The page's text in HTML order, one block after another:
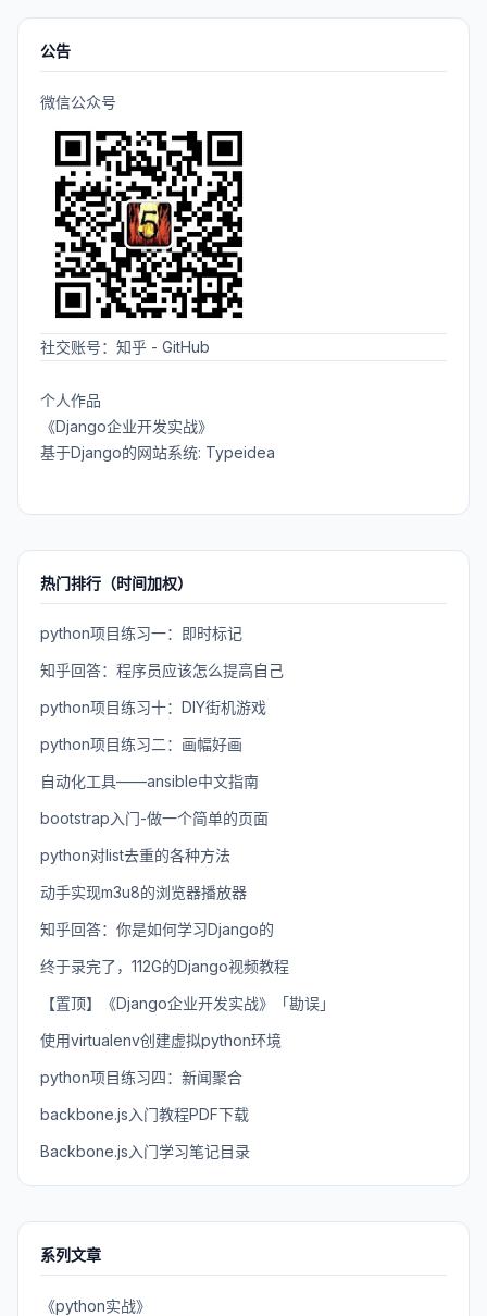
“ansible使用指南”。有点标题党，有遗漏的地方欢
迎补充^_^ 1. 什么是ansible
公告
微信公众号
社交账号： 知乎 - GitHub
个人作品
《Django企业开发实战》
基于Django的网站系统: Typeidea
热门排行（时间加权）
python项目练习一：即时标记
知乎回答：程序员应该怎么提高自己
python项目练习十：DIY街机游戏
python项目练习二：画幅好画
自动化工具——ansible中文指南
bootstrap入门-做一个简单的页面
python对list去重的各种方法
动手实现m3u8的浏览器播放器
知乎回答：你是如何学习Django的
终于录完了，112G的Django视频教程
【置顶】《Django企业开发实战》「勘误」
使用virtualenv创建虚拟python环境
python项目练习四：新闻聚合
backbone.js入门教程PDF下载
Backbone.js入门学习笔记目录
系列文章
《python实战》